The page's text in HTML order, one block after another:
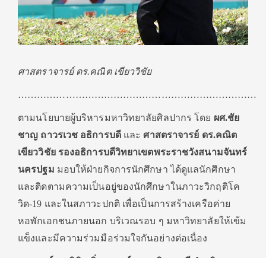
ศาสตราจารย์ ดร.คณิต เขียววิชัย
………………………………………………………………….
ตามนโยบายผู้บริหารมหาวิทยาลัยศิลปากร โดย​ ผศ​.ชัย
ชาญ​ ถาวรเวช​ อธิการบดี​และศาสตราจารย์ ดร.คณิต
เขียววิชัย รองอธิการบดีวิทยาเขตพระราชวังสนามจันทร์
นครปฐม มอบให้ฝ่ายกิจการนักศึกษา ได้​ดูแลนักศึกษา
และติดตามความเป็นอยู่ของนักศึกษาในภาวะวิกฤติ​โค
วิด-​19​ และในสภาวะปกติ เพื่อเป็นการสร้างเครือค่าย
หอพักเอกชนภายนอก บริเวณรอบ ๆ มหาวิทยาลัยให้เข้ม
แข็งและมีความร่วมมือร่วมใจกันอย่างต่อเนื่อง